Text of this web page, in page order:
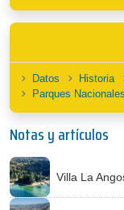
Datos Historia
Parques Nacionales
Notas y artículos
Villa La